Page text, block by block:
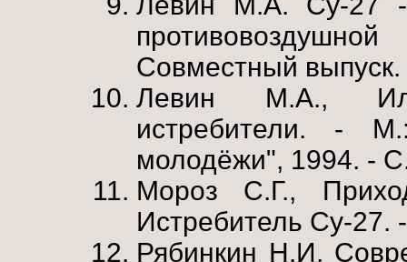
Совместный
Левин М.А.,
истребители. -
молодёжи", 1994. -
Мороз С.Г.,
Истребитель Су-27.
Рябинкин Н.И.